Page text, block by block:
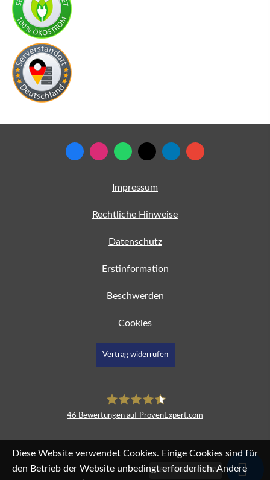
Termin buchen
Impressum
Rechtliche Hinweise
Datenschutz
Erstinformation
Beschwerden
Cookies
Vertrag widerrufen
46 Bewertungen auf ProvenExpert.com
Diese Website verwendet Cookies. Einige Cookies sind für
den Betrieb der Website unbedingt erforderlich. Andere